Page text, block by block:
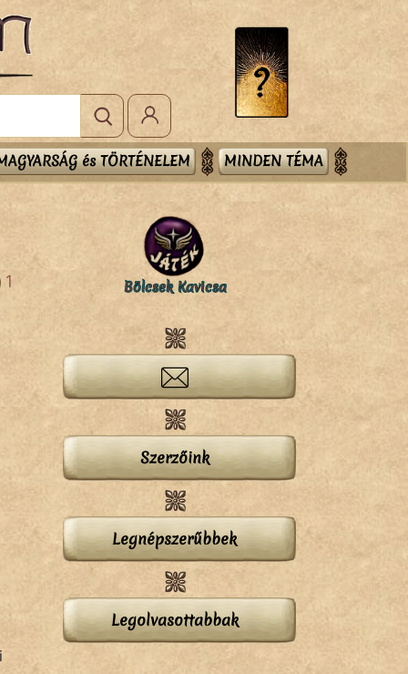
és TÖRTÉNELEM MINDEN TÉMA
1 Bölcsek Kavicsa
Szerzőink
Legnépszerűbbek
Legolvasottabbak